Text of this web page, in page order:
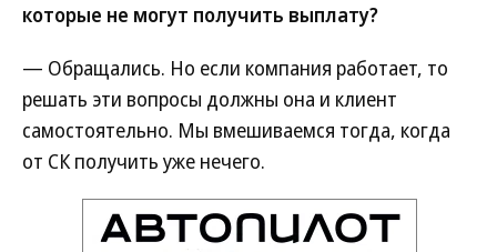
которые не могут получить выплату?
— Обращались. Но если компания работает, то
решать эти вопросы должны она и клиент
самостоятельно. Мы вмешиваемся тогда, когда
от СК получить уже нечего.